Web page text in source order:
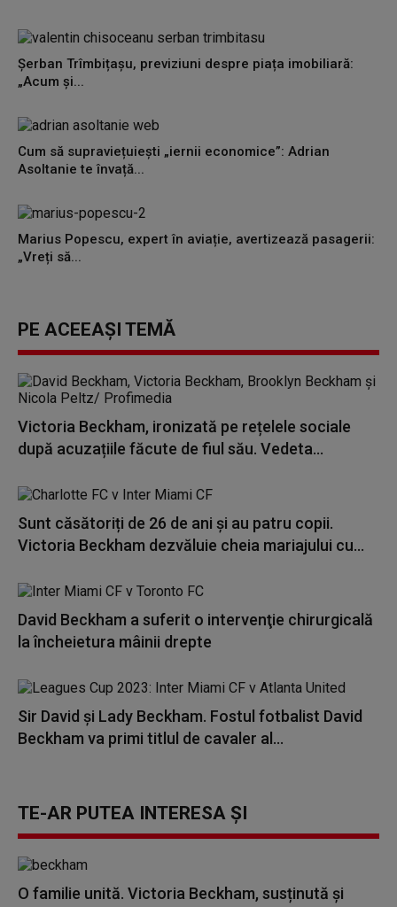
Șerban Trîmbițașu, previziuni despre piața imobiliară:
„Acum și...
Cum să supraviețuiești „iernii economice”: Adrian
Asoltanie te învață...
Marius Popescu, expert în aviație, avertizează pasagerii:
„Vreți să...
PE ACEEAȘI TEMĂ
Victoria Beckham, ironizată pe rețelele sociale
după acuzațiile făcute de fiul său. Vedeta...
Sunt căsătoriți de 26 de ani și au patru copii.
Victoria Beckham dezvăluie cheia mariajului cu...
David Beckham a suferit o intervenţie chirurgicală
la încheietura mâinii drepte
Sir David și Lady Beckham. Fostul fotbalist David
Beckham va primi titlul de cavaler al...
TE-AR PUTEA INTERESA ȘI
O familie unită. Victoria Beckham, susținută și